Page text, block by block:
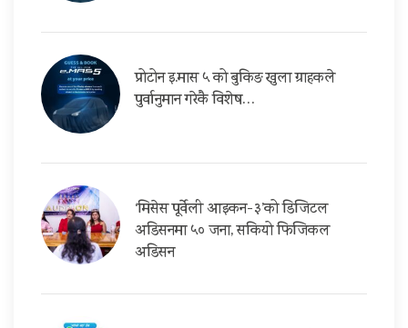
प्रोटोन इ.मास ५ को बुकिङ खुला ग्राहकले
पुर्वानुमान गरेकै विशेष…
‘मिसेस पूर्वेली आइकन-३’को डिजिटल
अडिसनमा ५० जना, सकियो फिजिकल
अडिसन